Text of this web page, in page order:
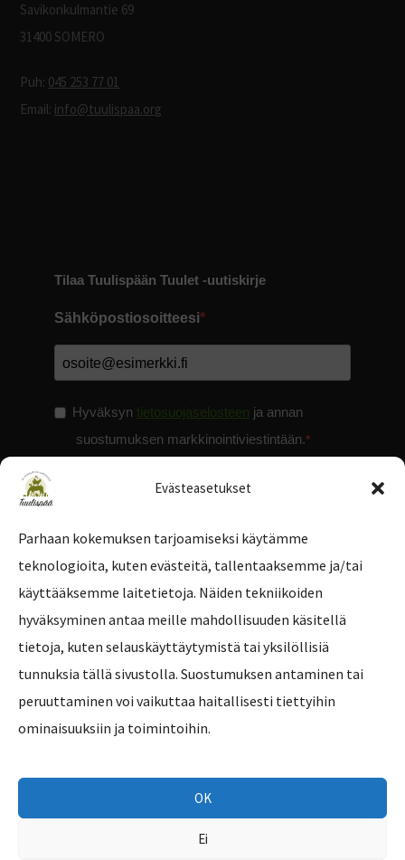
Evästeasetukset
Parhaan kokemuksen tarjoamiseksi käytämme
teknologioita, kuten evästeitä, tallentaaksemme ja/tai
käyttääksemme laitetietoja. Näiden tekniikoiden
hyväksyminen antaa meille mahdollisuuden käsitellä
tietoja, kuten selauskäyttäytymistä tai yksilöllisiä
tunnuksia tällä sivustolla. Suostumuksen antaminen tai
peruuttaminen voi vaikuttaa haitallisesti tiettyihin
ominaisuuksiin ja toimintoihin.
OK
Ei
Savikonkulmantie 69
31400 SOMERO
Puh: 045 253 77 01
Email: info@tuulispaa.org
Tilaa Tuulispään Tuulet -uutiskirje
Sähköpostiosoitteesi
Hyväksyn tietosuojaselosteen ja annan
suostumuksen markkinointiviestintään.
Tilaa uutiskirje
Copyright © 2026 Eläinsuojelukeskus Tuulispää